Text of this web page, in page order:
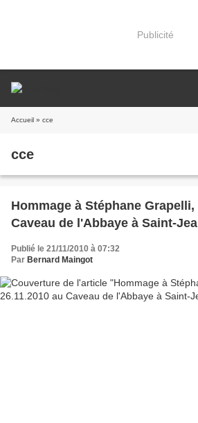
Publicité
Accueil » cce
cce
Hommage à Stéphane Grapelli,
Caveau de l'Abbaye à Saint-
Publié le 21/11/2010 à 07:32
Par Bernard Maingot